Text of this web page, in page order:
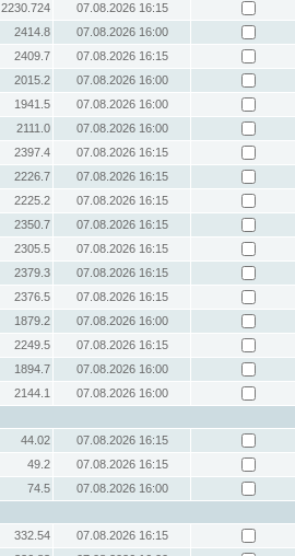
2230.724
07.08.2026 16:15
2414.8
07.08.2026 16:00
2409.7
07.08.2026 16:15
2015.2
07.08.2026 16:00
1941.5
07.08.2026 16:00
2111.0
07.08.2026 16:00
2397.4
07.08.2026 16:15
2226.7
07.08.2026 16:15
2225.2
07.08.2026 16:15
2350.7
07.08.2026 16:15
2305.5
07.08.2026 16:15
2379.3
07.08.2026 16:15
2376.5
07.08.2026 16:15
1879.2
07.08.2026 16:00
2249.5
07.08.2026 16:15
1894.7
07.08.2026 16:00
2144.1
07.08.2026 16:00
44.02
07.08.2026 16:15
49.2
07.08.2026 16:15
74.5
07.08.2026 16:00
332.54
07.08.2026 16:15